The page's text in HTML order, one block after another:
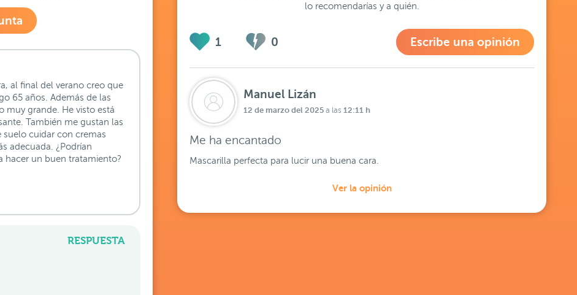
al final del verano creo que
65 años. Además de las
muy grande. He visto está
También me gustan las
cuidar con cremas
adecuada. ¿Podrían
hacer un buen tratamiento?
RESPUESTA
lo recomendarías y a quién.
1 0 Escribe una opinión
Manuel Lizán
12 de marzo del 2025 a las 12:11 h
Me ha encantado
Mascarilla perfecta para lucir una buena cara.
Ver la opinión